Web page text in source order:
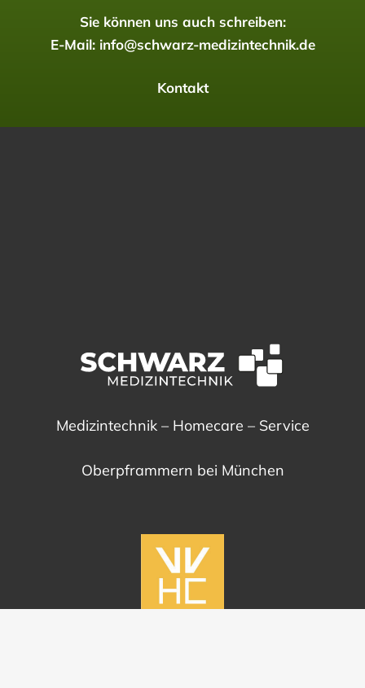
Sie können uns auch schreiben:
E-Mail: info@schwarz-medizintechnik.de
Kontakt
Medizintechnik – Homecare – Service
Oberpframmern bei München